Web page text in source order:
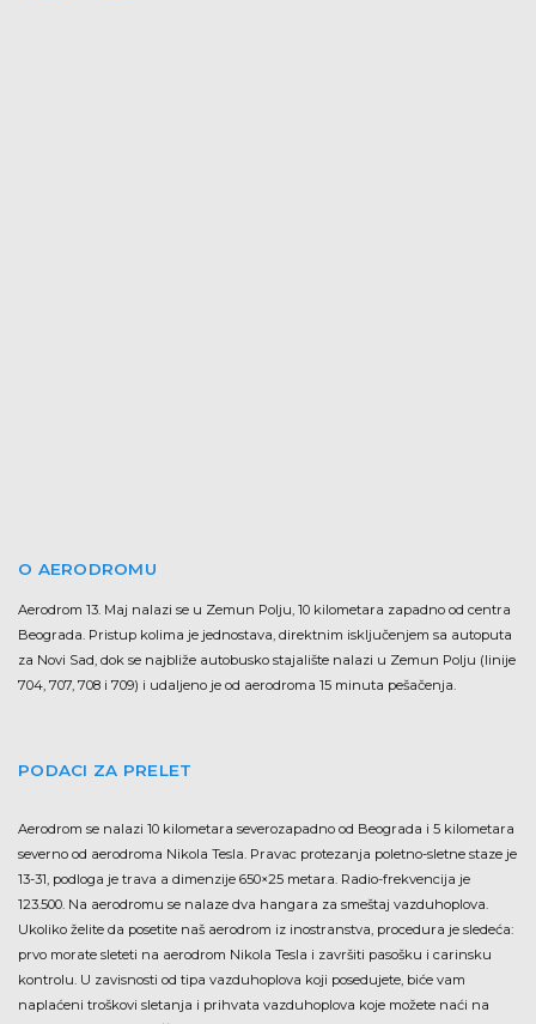
O AERODROMU
Aerodrom 13. Maj nalazi se u Zemun Polju, 10 kilometara zapadno od centra
Beograda. Pristup kolima je jednostava, direktnim isključenjem sa autoputa
za Novi Sad, dok se najbliže autobusko stajalište nalazi u Zemun Polju (linije
704, 707, 708 i 709) i udaljeno je od aerodroma 15 minuta pešačenja.
PODACI ZA PRELET
Aerodrom se nalazi 10 kilometara severozapadno od Beograda i 5 kilometara
severno od aerodroma Nikola Tesla. Pravac protezanja poletno-sletne staze je
13-31, podloga je trava a dimenzije 650×25 metara. Radio-frekvencija je
123.500. Na aerodromu se nalaze dva hangara za smeštaj vazduhoplova.
Ukoliko želite da posetite naš aerodrom iz inostranstva, procedura je sledeća:
prvo morate sleteti na aerodrom Nikola Tesla i završiti pasošku i carinsku
kontrolu. U zavisnosti od tipa vazduhoplova koji posedujete, biće vam
naplaćeni troškovi sletanja i prihvata vazduhoplova koje možete naći na